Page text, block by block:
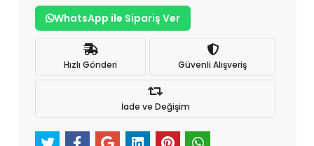
WhatsApp ile Sipariş Ver
Hızlı Gönderi Güvenli Alışveriş
İade ve Değişim